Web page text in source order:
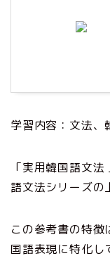
学習内容：文法、
「実用韓国語文
語文法シリーズの
この参考書の特
国語表現に特化し